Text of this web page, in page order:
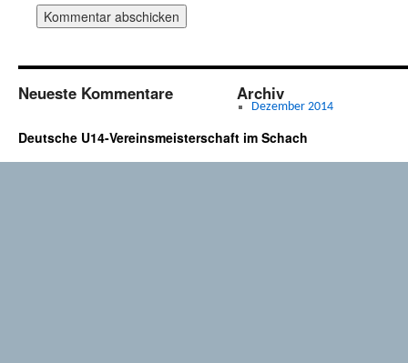
Neueste Kommentare Archiv
Dezember 2014
Deutsche U14-Vereinsmeisterschaft im Schach